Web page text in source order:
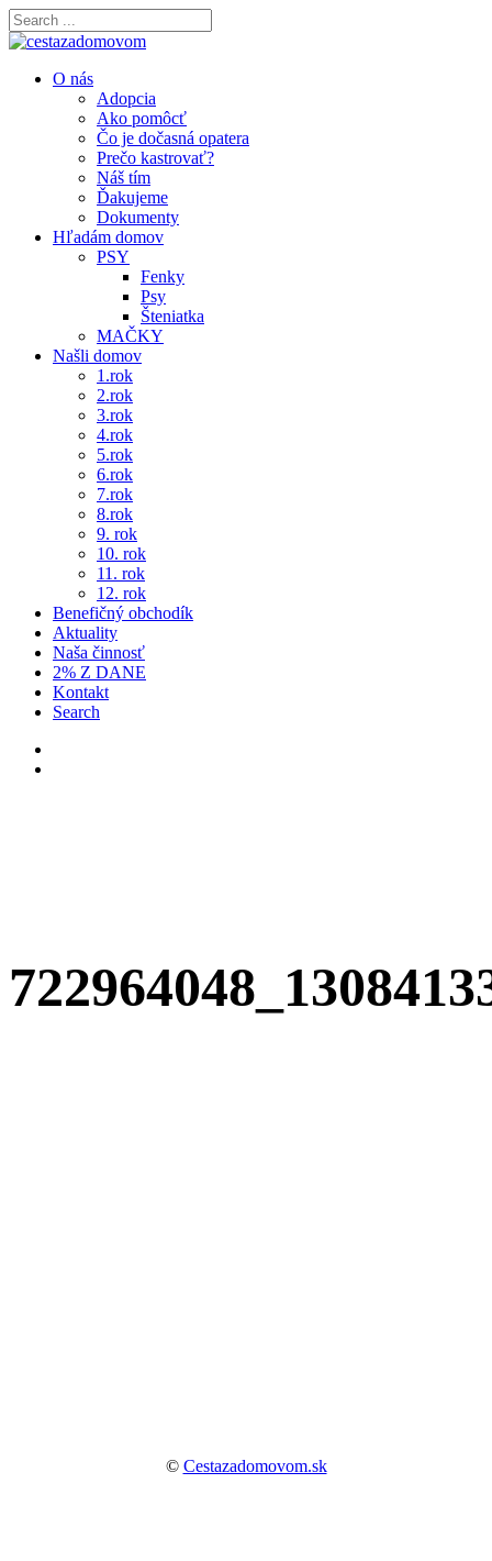
O nás
Adopcia
Ako pomôcť
Čo je dočasná opatera
Prečo kastrovať?
Náš tím
Ďakujeme
Dokumenty
Hľadám domov
PSY
Fenky
Psy
Šteniatka
MAČKY
Našli domov
1.rok
2.rok
3.rok
4.rok
5.rok
6.rok
7.rok
8.rok
9. rok
10. rok
11. rok
12. rok
Benefičný obchodík
Aktuality
Naša činnosť
2% Z DANE
Kontakt
Search
© Cestazadomovom.sk